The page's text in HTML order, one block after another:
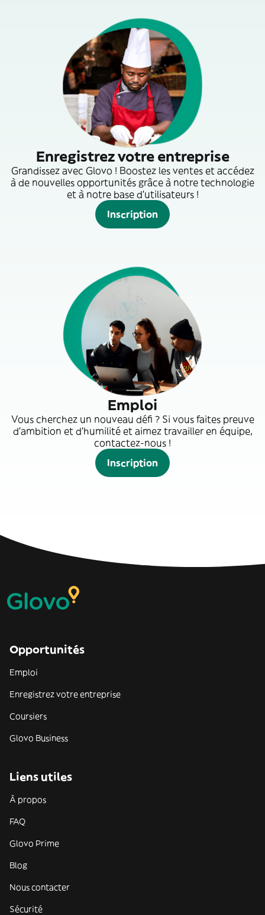
Enregistrez votre entreprise
Grandissez avec Glovo ! Boostez les ventes et accédez
à de nouvelles opportunités grâce à notre technologie
et à notre base d'utilisateurs !
Inscription
Emploi
Vous cherchez un nouveau défi ? Si vous faites preuve
d'ambition et d'humilité et aimez travailler en équipe,
contactez-nous !
Inscription
Opportunités
Emploi
Enregistrez votre entreprise
Coursiers
Glovo Business
Liens utiles
À propos
FAQ
Glovo Prime
Blog
Nous contacter
Sécurité